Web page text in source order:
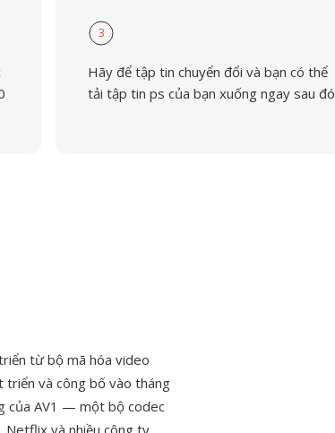
3
Hãy để tập tin chuyển đổi và bạn có thể
tải tập tin ps của bạn xuống ngay sau đó
từ bộ mã hóa video
triển và công bố vào tháng
của AV1 — một bộ codec
Netflix và nhiều công ty